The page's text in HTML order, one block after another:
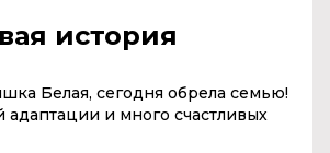
история
Белая, сегодня обрела семью!
адаптации и много счастливых